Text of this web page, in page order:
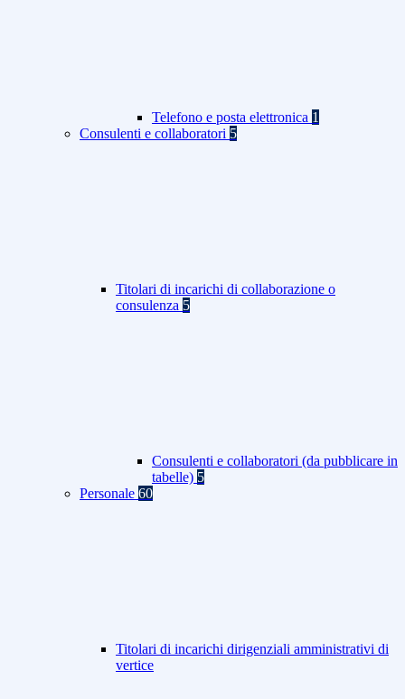
Telefono e posta elettronica 1
Consulenti e collaboratori 5
Titolari di incarichi di collaborazione o
consulenza 5
Consulenti e collaboratori (da pubblicare in
tabelle) 5
Personale 60
Titolari di incarichi dirigenziali amministrativi di
vertice